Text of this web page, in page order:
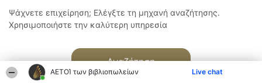
ΑΕΤΟΊ των βιβλιοπωλείων Live chat
Ψάχνετε επιχείρηση; Ελέγξτε τη μηχανή αναζήτησης.
Χρησιμοποιήστε την καλύτερη υπηρεσία
Αναζήτηση